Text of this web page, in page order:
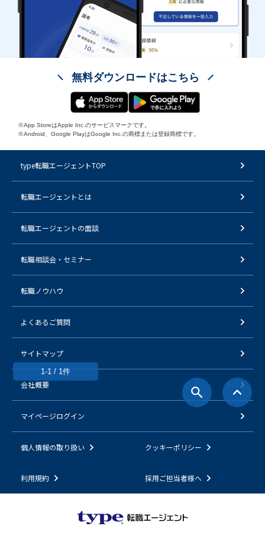
1-1 / 1件
無料ダウンロードはこちら
※App StoreはApple Inc.のサービスマークです。
※Android、Google PlayはGoogle Inc.の商標または登録商標です。
type転職エージェントTOP
転職エージェントとは
転職エージェントの面談
転職相談会・セミナー
転職ノウハウ
よくあるご質問
サイトマップ
会社概要
マイページログイン
個人情報の取り扱い クッキーポリシー
利用規約 採用ご担当者様へ